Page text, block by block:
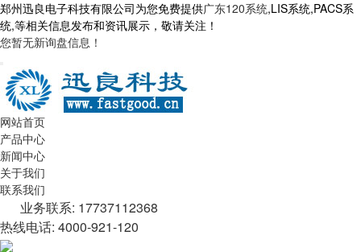
郑州迅良电子科技有限公司为您免费提供广东120系统,LIS系统,PACS系
统,等相关信息发布和资讯展示，敬请关注！
您暂无新询盘信息！
网站首页
产品中心
新闻中心
关于我们
联系我们
业务联系: 17737112368
热线电话: 4000-921-120